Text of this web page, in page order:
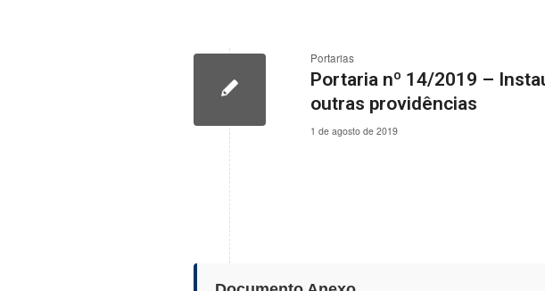
Portarias
Portaria nº 14/2019 –
outras providências
1 de agosto de 2019